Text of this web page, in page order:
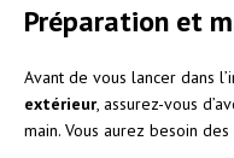
Préparation et
Avant de vous lancer dans
extérieur , assurez-vous
main. Vous aurez besoin